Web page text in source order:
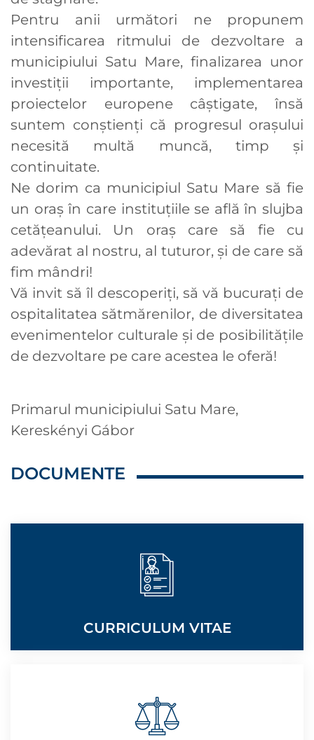
Pentru anii următori ne propunem
intensificarea ritmului de dezvoltare a
municipiului Satu Mare, finalizarea unor
investiții importante, implementarea
proiectelor europene câștigate, însă
suntem conștienți că progresul orașului
necesită multă muncă, timp și
continuitate.
Ne dorim ca municipiul Satu Mare să fie
un oraş în care instituțiile se află în slujba
cetățeanului. Un oraș care să fie cu
adevărat al nostru, al tuturor, şi de care să
fim mândri!
Vă invit să îl descoperiți, să vă bucurați de
ospitalitatea sătmărenilor, de diversitatea
evenimentelor culturale și de posibilitățile
de dezvoltare pe care acestea le oferă!
Primarul municipiului Satu Mare,
Kereskényi Gábor
DOCUMENTE
CURRICULUM VITAE